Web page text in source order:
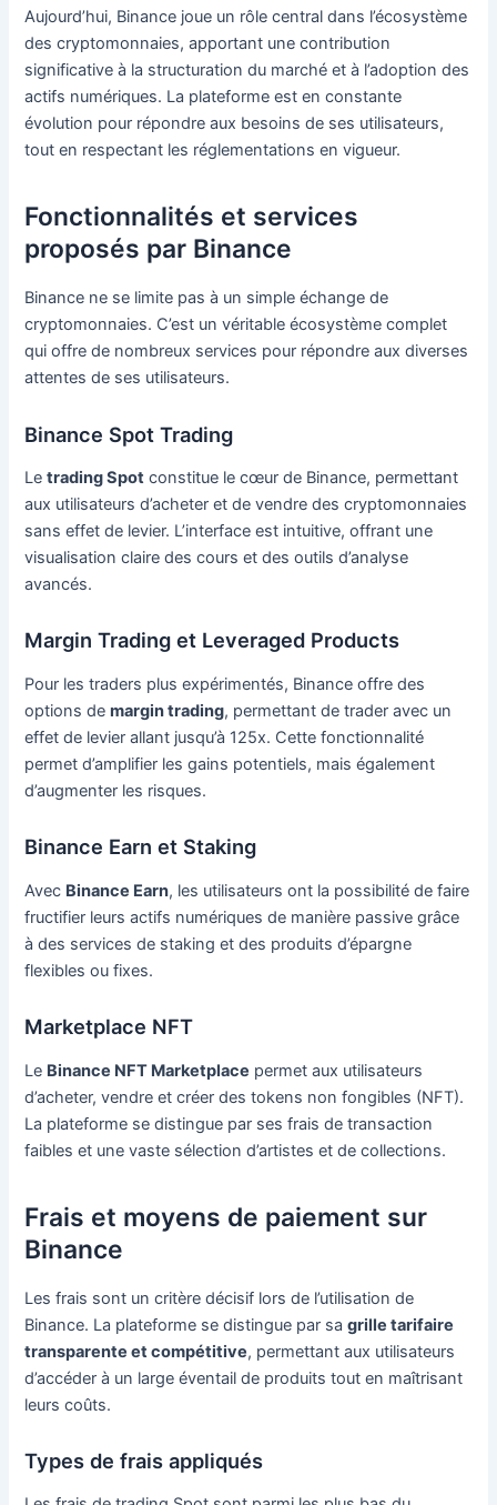
Aujourd’hui, Binance joue un rôle central dans l’écosystème
des cryptomonnaies, apportant une contribution
significative à la structuration du marché et à l’adoption des
actifs numériques. La plateforme est en constante
évolution pour répondre aux besoins de ses utilisateurs,
tout en respectant les réglementations en vigueur.
Fonctionnalités et services
proposés par Binance
Binance ne se limite pas à un simple échange de
cryptomonnaies. C’est un véritable écosystème complet
qui offre de nombreux services pour répondre aux diverses
attentes de ses utilisateurs.
Binance Spot Trading
Letrading Spot constitue le cœur de Binance, permettant
aux utilisateurs d’acheter et de vendre des cryptomonnaies
sans effet de levier. L’interface est intuitive, offrant une
visualisation claire des cours et des outils d’analyse
avancés.
Margin Trading et Leveraged Products
Pour les traders plus expérimentés, Binance offre des
options demargin trading, permettant de trader avec un
effet de levier allant jusqu’à 125x. Cette fonctionnalité
permet d’amplifier les gains potentiels, mais également
d’augmenter les risques.
Binance Earn et Staking
Avec Binance Earn, les utilisateurs ont la possibilité de faire
fructifier leurs actifs numériques de manière passive grâce
à des services de staking et des produits d’épargne
flexibles ou fixes.
Marketplace NFT
Le Binance NFT Marketplace permet aux utilisateurs
d’acheter, vendre et créer des tokens non fongibles (NFT).
La plateforme se distingue par ses frais de transaction
faibles et une vaste sélection d’artistes et de collections.
Frais et moyens de paiement sur
Binance
Les frais sont un critère décisif lors de l’utilisation de
Binance. La plateforme se distingue par sagrille tarifaire
transparente et compétitive, permettant aux utilisateurs
d’accéder à un large éventail de produits tout en maîtrisant
leurs coûts.
Types de frais appliqués